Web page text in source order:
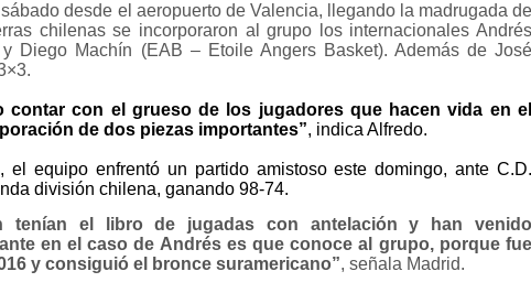
desde el aeropuerto de Valencia, llegando la madrugada de
chilenas se incorporaron al grupo los internacionales Andrés
Diego Machín (EAB – Etoile Angers Basket). Además de José
contar con el grueso de los jugadores que hacen vida en el
de dos piezas importantes”, indica Alfredo.
el equipo enfrentó un partido amistoso este domingo, ante C.D.
división chilena, ganando 98-74.
tenían el libro de jugadas con antelación y han venido
en el caso de Andrés es que conoce al grupo, porque fue
y consiguió el bronce suramericano”, señala Madrid.